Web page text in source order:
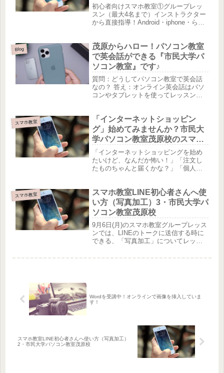
初心者向けスマホ教室①グループレッ
スン（最大4名まで）インストラクター
から直接指導！Android・iphone・らく
ダーでの時間・受講内容となりま
す。・受講料 チケット購...
Blog
茂原からハロー！パソコン教室
で英会話ができる『市民大学パ
ソコン教室』です♪
質問：どうしてパソコン教室で英会話
なの？ 答え：オンライン英会話はパソ
コンやタブレットを使ってレッスンす
ている時、何かトラブルがあってもす
ぐに対応できるようになる！「会議ソ...
スマホ教室
「インターネットショッピン
グ」始めてみませんか？市民大
学パソコン教室茂原校のスマホ
教室でlessonしましょう♪
「インターネットショッピングを始め
たいけど、なんだか怖い！」「注文し
たものちゃんと届くかな？」「個人情
どうしたらいいのかわからなくて悩ん
でいる方は多いはず。ましてや、...
スマホ教室
スマホ教室LINE初心者さんへ使
い方（写真加工）3・市民大学パ
ソコン教室茂原校
9月6日(月)のスマホ教室グループレッス
ンでは、LINEのトークに送信する時に
できる、「写真加工」についてレッス
Wordを受講中！オンラインで画像を挿入していま
す！
スマホ教室LINE初心者さんへ使い方（写真加工）
2・市民大学パソコン教室茂原校